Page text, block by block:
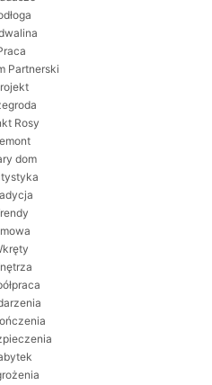
Partnerski
Rosy
dom